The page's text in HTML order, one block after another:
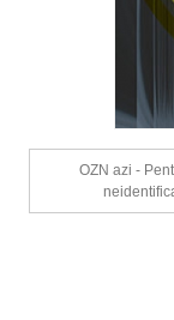
OZN azi -